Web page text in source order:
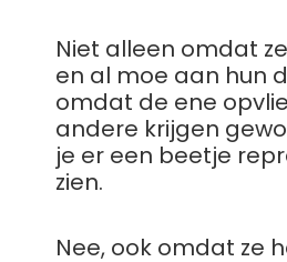
Niet alleen omdat
en al moe aan hun
omdat de ene
andere krijgen
je er een beetje
zien.
Nee, ook omdat ze